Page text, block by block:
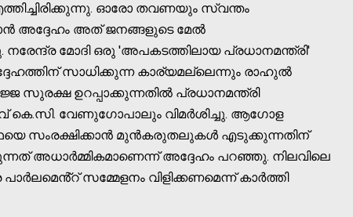
ഓരോ തവണയും സ്വന്തം
അദ്ദേഹം അത് ജനങ്ങളുടെ മേൽ
മോദി ഒരു 'അപകടത്തിലായ പ്രധാനമന്ത്രി'
സാധിക്കുന്ന കാര്യമല്ലെന്നും രാഹുൽ
സുരക്ഷ ഉറപ്പാക്കുന്നതിൽ പ്രധാനമന്ത്രി
കെ.സി. വേണുഗോപാലും വിമർശിച്ചു. ആഗോള
സംരക്ഷിക്കാൻ മുൻകരുതലുകൾ എടുക്കുന്നതിന്
അധാർമ്മികമാണെന്ന് അദ്ദേഹം പറഞ്ഞു. നിലവിലെ
സമ്മേളനം വിളിക്കണമെന്ന് കാർത്തി